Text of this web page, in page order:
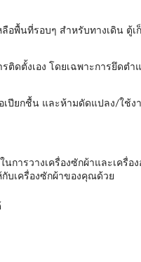
อพื้นที่รอบๆ สำหรับทางเดิน ตู้
ดตั้งเอง โดยเฉพาะการยึดตำ
เปียกชื้น และห้ามดัดแปลง/ใช้ง
ารวางเครื่องซักผ้าและเครื่
บเครื่องซักผ้าของคุณด้วย